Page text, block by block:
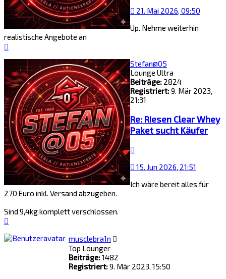
21. Mai 2026, 09:50
Up. Nehme weiterhin
realistische Angebote an
Stefan@05
Lounge Ultra
Beiträge: 2824
Registriert:9. Mär 2023,
21:31
Re: Riesen Clear Whey
Paket sucht Käufer
15. Jun 2026, 21:51
Ich wäre bereit alles für
270 Euro inkl. Versand abzugeben.
Sind 9,4kg komplett verschlossen.
musclebra1n
Top Lounger
Beiträge:1482
Registriert:9. Mär 2023, 15:50